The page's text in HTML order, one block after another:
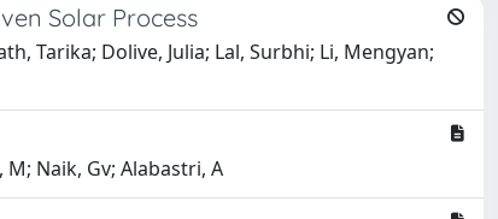
Solar Process
Tarika; Dolive, Julia; Lal, Surbhi; Li, Mengyan;
M; Naik, Gv; Alabastri, A